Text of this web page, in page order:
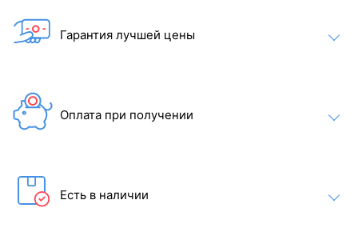
Гарантия лучшей цены
Оплата при получении
Есть в наличии